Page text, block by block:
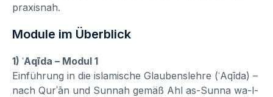
praxisnah.
Module im Überblick
1) ʿAqīda – Modul 1
Einführung in die islamische Glaubenslehre (ʿAqīda) –
nach Qurʾān und Sunnah gemäß Ahl as-Sunna wa-l-